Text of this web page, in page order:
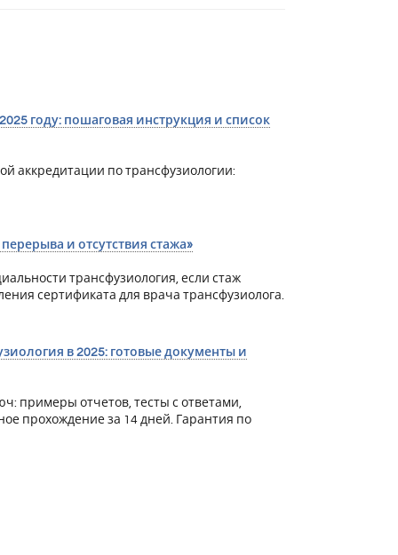
году: пошаговая инструкция и список
аккредитации по трансфузиологии:
и отсутствия стажа»
трансфузиология, если стаж
сертификата для врача трансфузиолога.
в 2025: готовые документы и
примеры отчетов, тесты с ответами,
прохождение за 14 дней. Гарантия по